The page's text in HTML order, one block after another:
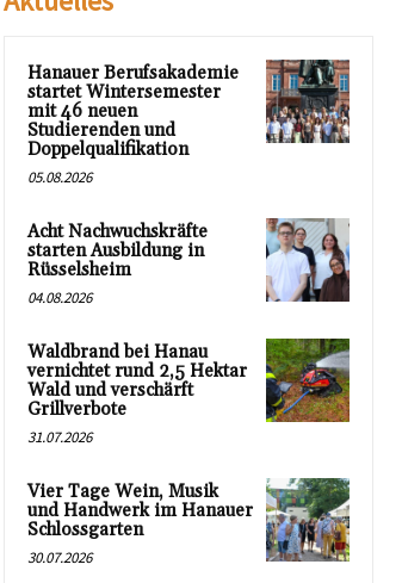
Hanauer Berufsakademie
startet Wintersemester
mit 46 neuen
Studierenden und
Doppelqualifikation
05.08.2026
Acht Nachwuchskräfte
starten Ausbildung in
Rüsselsheim
04.08.2026
Waldbrand bei Hanau
vernichtet rund 2,5 Hektar
Wald und verschärft
Grillverbote
31.07.2026
Vier Tage Wein, Musik
und Handwerk im Hanauer
Schlossgarten
30.07.2026